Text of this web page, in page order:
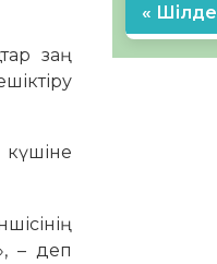
заң
күшіне
– деп
« Шілде